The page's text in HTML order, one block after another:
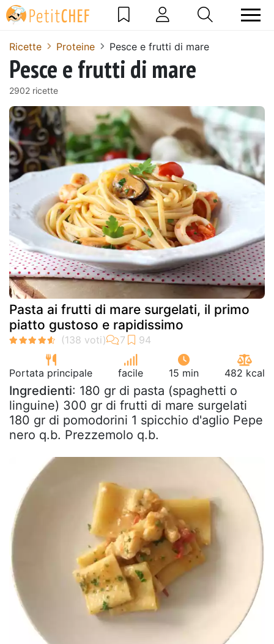
Ricette Proteine Pesce e frutti di mare
Pesce e frutti di mare
2902 ricette
Pasta ai frutti di mare surgelati, il primo
piatto gustoso e rapidissimo
Portata principale facile 15 min 482 kcal
Ingredienti: 180 gr di pasta (spaghetti o
linguine) 300 gr di frutti di mare surgelati
180 gr di pomodorini 1 spicchio d'aglio Pepe
nero q.b. Prezzemolo q.b.